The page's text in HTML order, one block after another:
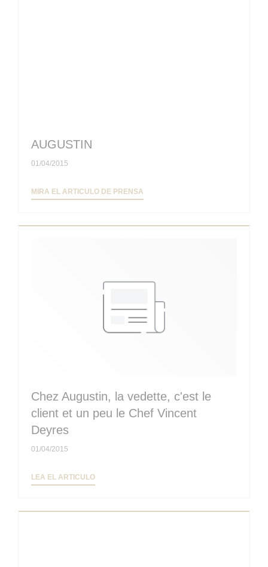
AUGUSTIN
01/04/2015
MIRA EL ARTICULO DE PRENSA
Chez Augustin, la vedette, c'est le
client et un peu le Chef Vincent
Deyres
01/04/2015
LEA EL ARTICULO((ABRE EN UNA NUEVA VENTANA))